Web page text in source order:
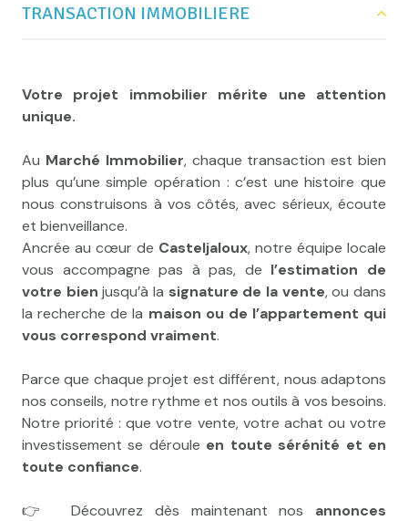
particularité locale. Cet ancrage unique nous permet
estimation immobilière précise, ou encoreinvestir
dans la région
Nos valeurs sont simples et essentielles : écoute,
respect, professionnalisme et authenticité. Parce
que chaque projet immobilier est une histoire
personnelle, nous vous offrons un
sur-mesure, fondé sur latransparence,
ladisponibilitéet lachaleur humainequi font notre
réputation depuis plus de 30 ans.
👉 Vous recherchez une
Venez rencontrerLe Marché Immobilier– une
équipe locale, engagée et à votre écoute, où votre
projet est entre de bonnes mains.
TRANSACTION IMMOBILIERE
Votre projet immobilier mérite une attention
unique.
Au Marché Immobilier, chaque transaction est bien
plus qu’une simple opération : c’est une histoire que
nous construisons à vos côtés, avec sérieux, écoute
et bienveillance.
Ancrée au cœur de Casteljaloux, notre équipe locale
vous accompagne pas à pas, de l’estimation de
votre bien jusqu’à la signature de la vente, ou dans
la recherche de la maison ou de l’appartement qui
vous correspond vraiment.
Parce que chaque projet est différent, nous adaptons
nos conseils, notre rythme et nos outils à vos besoins.
Notre priorité : que votre vente, votre achat ou votre
investissement se déroule en toute sérénité et en
toute confiance.
👉 Découvrez dès maintenant nos annonces